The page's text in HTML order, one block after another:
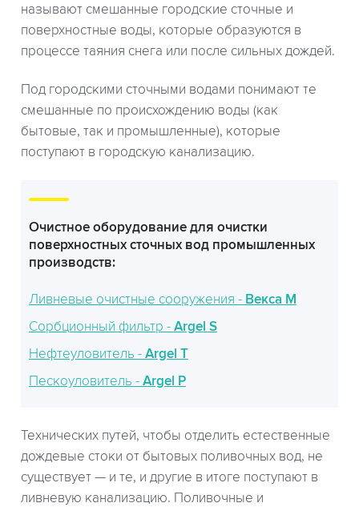
называют смешанные городские сточные и
поверхностные воды, которые образуются в
процессе таяния снега или после сильных дождей.
Под городскими сточными водами понимают те
смешанные по происхождению воды (как
бытовые, так и промышленные), которые
поступают в городскую канализацию.
Очистное оборудование для очистки
поверхностных сточных вод промышленных
производств:
Ливневые очистные сооружения - Векса М
Сорбционный фильтр - Argel S
Нефтеуловитель - Argel T
Пескоуловитель - Argel P
Технических путей, чтобы отделить естественные
дождевые стоки от бытовых поливочных вод, не
существует — и те, и другие в итоге поступают в
ливневую канализацию. Поливочные и